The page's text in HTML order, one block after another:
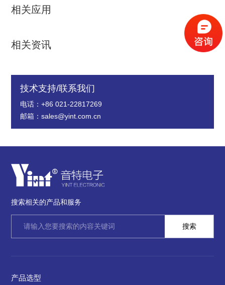
相关应用
相关资讯
技术支持/联系我们
电话：+86 021-22817269
邮箱：sales@yint.com.cn
搜索相关的产品和服务
产品选型